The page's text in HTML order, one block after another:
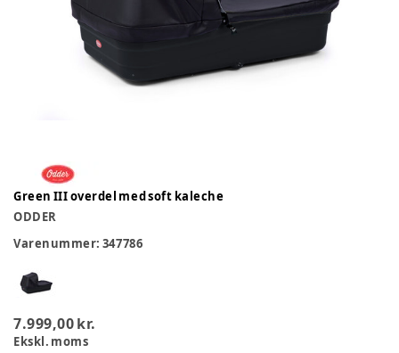
Green III overdel med soft kaleche
ODDER
Varenummer: 347786
7.999,00 kr.
Ekskl. moms